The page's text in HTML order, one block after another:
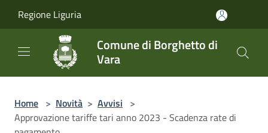
Regione Liguria
Comune di Borghetto di
Vara
Home > Novità > Avvisi >
Approvazione tariffe tari anno 2023 - Scadenza rate di